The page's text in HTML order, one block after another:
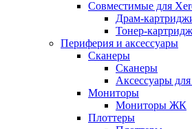
Совместимые для
Драм-
Тонер-
Периферия и аксессуары
Сканеры
Сканеры
Аксессуары
Мониторы
Мониторы ЖК
Плоттеры